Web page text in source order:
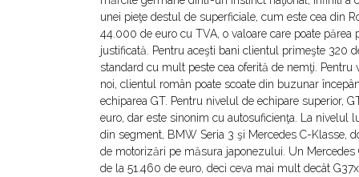
unei pieţe destul de superficiale, cum este cea din
44.000 de euro cu TVA, o valoare care poate
justificată. Pentru aceşti bani clientul primeşte 320
standard cu mult peste cea oferită de nemţi. Pentru
noi, clientul român poate scoate din buzunar
echiparea GT. Pentru nivelul de echipare superior,
euro, dar este sinonim cu autosuficienţa. La nivelul
din segment, BMW Seria 3 şi Mercedes C-Klasse,
de motorizări pe măsura japonezului. Un
de la 51.460 de euro, deci ceva mai mult decât